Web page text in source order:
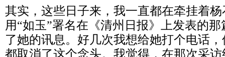
其实，这些日子来，我一直都在牵挂着
用“如玉”署名在《清州日报》上发表的
了她的讯息。好几次我想给她打个电话
都取消了这个念头。我觉得，在那次采